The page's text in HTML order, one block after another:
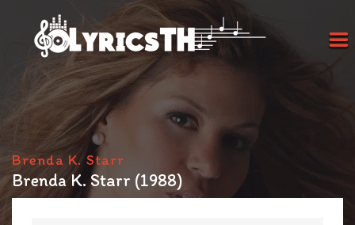
Brenda K. Starr
Brenda K. Starr (1988)